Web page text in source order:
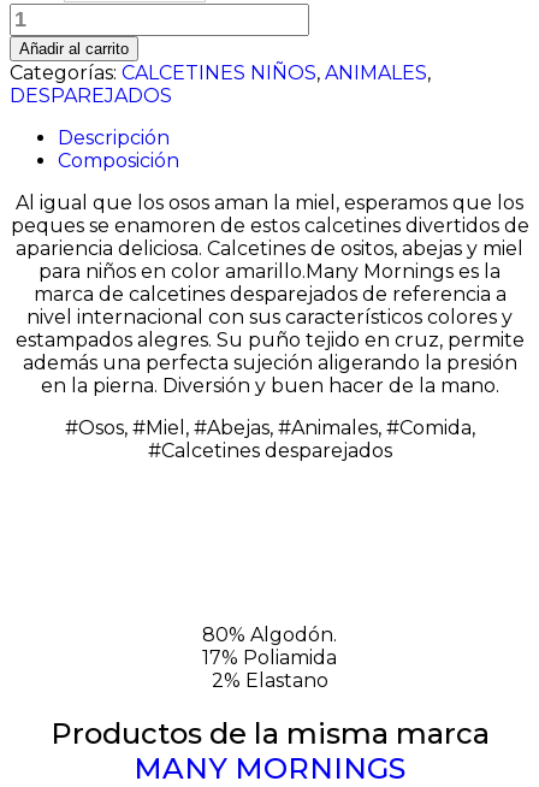
THE
HONEY
BEAR
KIDS
cantidad
Añadir al carrito
Categorías: CALCETINES NIÑOS, ANIMALES,
DESPAREJADOS
Descripción
Composición
Al igual que los osos aman la miel, esperamos que los
peques se enamoren de estos calcetines divertidos de
apariencia deliciosa. Calcetines de ositos, abejas y miel
para niños en color amarillo.Many Mornings es la
marca de calcetines desparejados de referencia a
nivel internacional con sus característicos colores y
estampados alegres. Su puño tejido en cruz, permite
además una perfecta sujeción aligerando la presión
en la pierna. Diversión y buen hacer de la mano.
#Osos, #Miel, #Abejas, #Animales, #Comida,
#Calcetines desparejados
80% Algodón.
17% Poliamida
2% Elastano
Productos de la misma marca
MANY MORNINGS